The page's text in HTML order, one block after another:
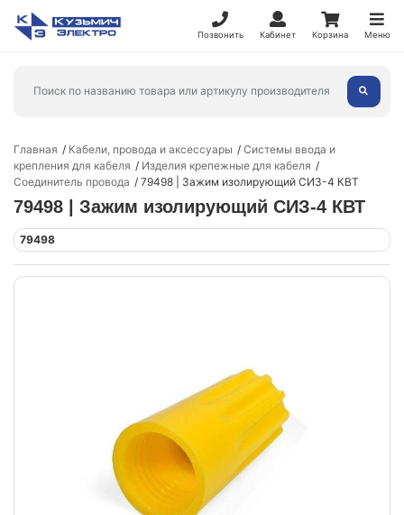
Позвонить Кабинет Корзина Меню
Главная Кабели, провода и аксессуары
Системы ввода и
крепления для кабеля
Изделия крепежные для кабеля
Соединитель провода
79498 | Зажим изолирующий СИЗ-4 КВТ
79498 | Зажим изолирующий СИЗ-4 КВТ
79498